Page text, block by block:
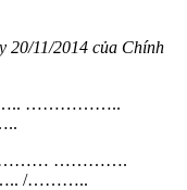
20/11/2014 của Chính
……………..
………….
/………..